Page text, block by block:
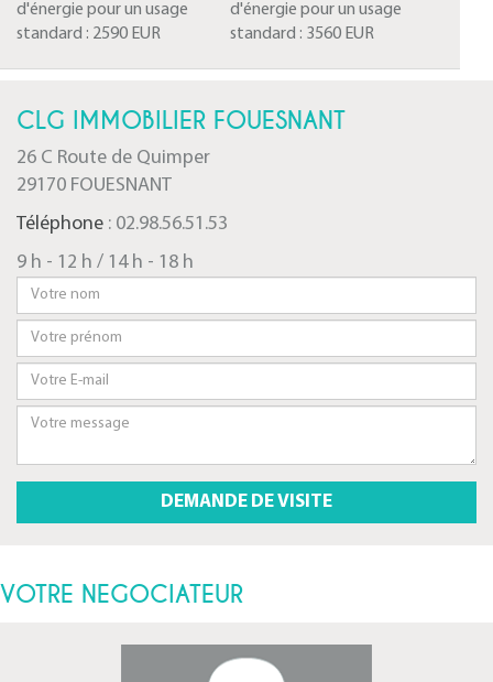
d'énergie pour un usage
standard : 2590 EUR
d'énergie pour un usage
standard : 3560 EUR
CLG IMMOBILIER FOUESNANT
26 C Route de Quimper
29170 FOUESNANT
Téléphone : 02.98.56.51.53
9 h - 12 h / 14 h - 18 h
VOTRE NEGOCIATEUR